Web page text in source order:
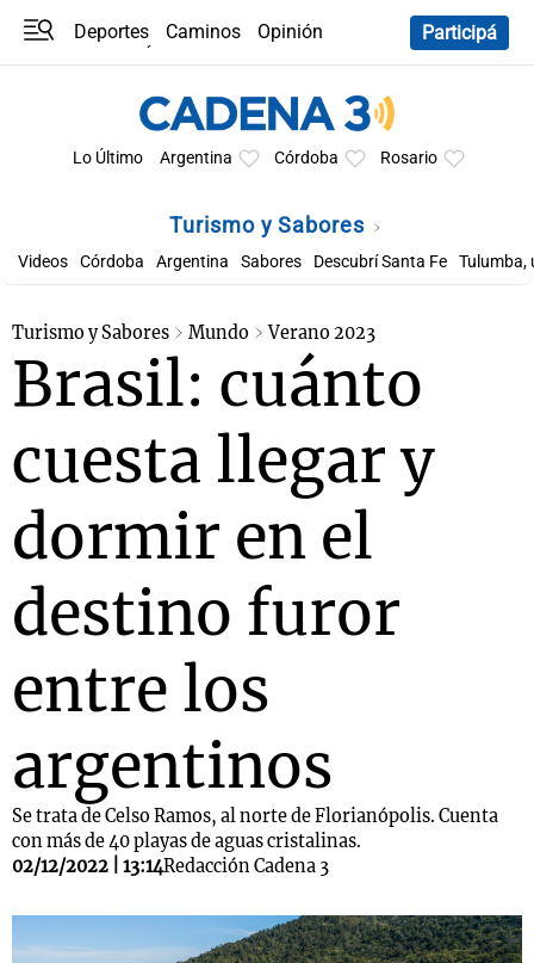
Deportes Caminos
Opinión
Participá
Lo Último Argentina Córdoba Rosario
Turismo y Sabores
Videos Córdoba Argentina Sabores Descubrí Santa Fe Tulumba,
Turismo y Sabores Mundo Verano 2023
Brasil: cuánto
cuesta llegar y
dormir en el
destino furor
entre los
argentinos
Se trata de Celso Ramos, al norte de Florianópolis. Cuenta
con más de 40 playas de aguas cristalinas.
02/12/2022 | 13:14Redacción Cadena 3